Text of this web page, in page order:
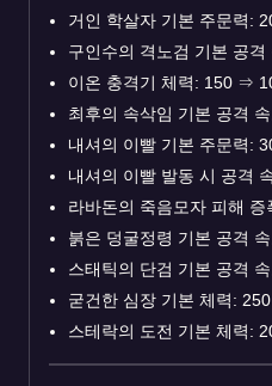
거인 학살자 기본 주문력:
구인수의 격노검 기본 공격
이온 충격기 체력: 150 ⇒
최후의 속삭임 기본 공격
내셔의 이빨 기본 주문력:
내셔의 이빨 발동 시 공격
라바돈의 죽음모자 피해 증
붉은 덩굴정령 기본 공격
스태틱의 단검 기본 공격
굳건한 심장 기본 체력: 250
스테락의 도전 기본 체력: